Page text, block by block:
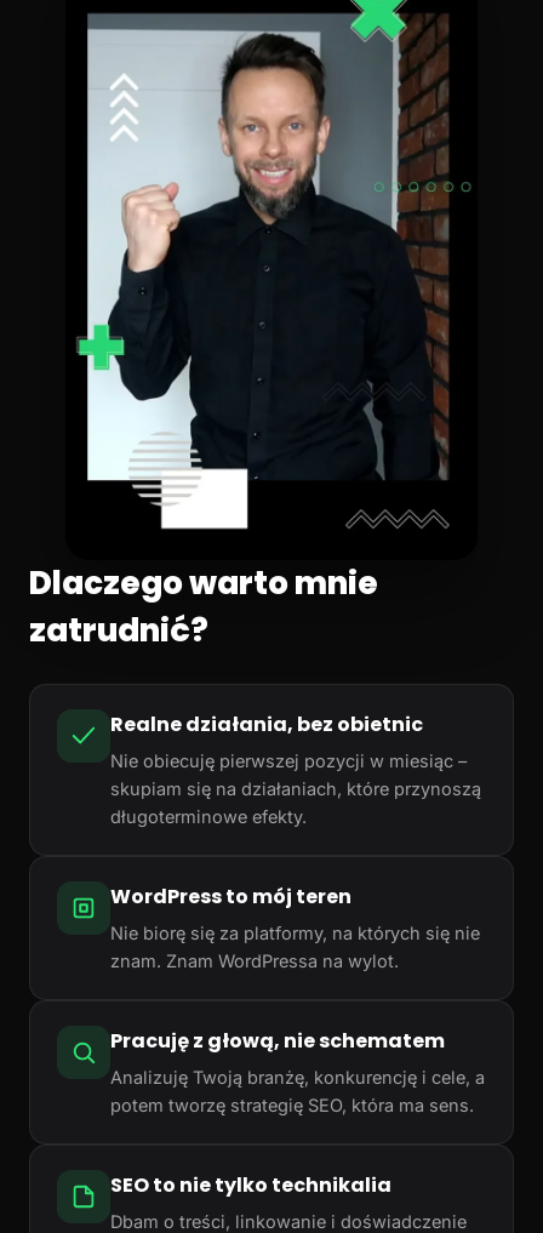
Dlaczego warto mnie
zatrudnić?
Realne działania, bez obietnic
Nie obiecuję pierwszej pozycji w miesiąc –
skupiam się na działaniach, które przynoszą
długoterminowe efekty.
WordPress to mój teren
Nie biorę się za platformy, na których się nie
znam. Znam WordPressa na wylot.
Pracuję z głową, nie schematem
Analizuję Twoją branżę, konkurencję i cele, a
potem tworzę strategię SEO, która ma sens.
SEO to nie tylko technikalia
Dbam o treści, linkowanie i doświadczenie